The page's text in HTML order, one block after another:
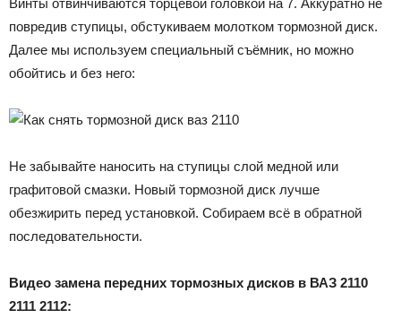
повредив ступицы, обстукиваем молотком тормозной диск.
Далее мы используем специальный съёмник, но можно
обойтись и без него:
Не забывайте наносить на ступицы слой медной или
графитовой смазки. Новый тормозной диск лучше
обезжирить перед установкой. Собираем всё в обратной
последовательности.
Видео замена передних тормозных дисков в ВАЗ 2110
2111 2112: